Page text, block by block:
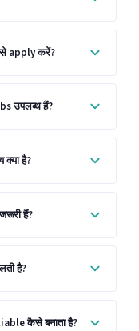
apply करें?
उपलब्ध हैं?
है?
हैं?
है?
कैसे बनाता है?